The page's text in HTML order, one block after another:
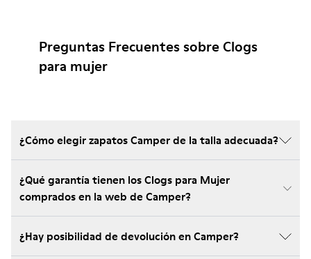
Preguntas Frecuentes sobre Clogs
para mujer
¿Cómo elegir zapatos Camper de la talla adecuada?
¿Qué garantía tienen los Clogs para Mujer
comprados en la web de Camper?
¿Hay posibilidad de devolución en Camper?